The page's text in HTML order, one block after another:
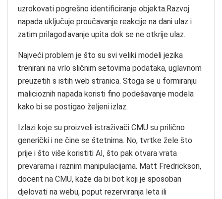
uzrokovati pogrešno identificiranje objekta.Razvoj
napada uključuje proučavanje reakcije na dani ulaz i
zatim prilagođavanje upita dok se ne otkrije ulaz.
Najveći problem je što su svi veliki modeli jezika
trenirani na vrlo sličnim setovima podataka, uglavnom
preuzetih s istih web stranica. Stoga se u formiranju
malicioznih napada koristi fino podešavanje modela
kako bi se postigao željeni izlaz.
Izlazi koje su proizveli istraživači CMU su prilično
generički i ne čine se štetnima. No, tvrtke žele što
prije i što više koristiti AI, što pak otvara vrata
prevarama i raznim manipulacijama. Matt Fredrickson,
docent na CMU, kaže da bi bot koji je sposoban
djelovati na webu, poput rezerviranja leta ili